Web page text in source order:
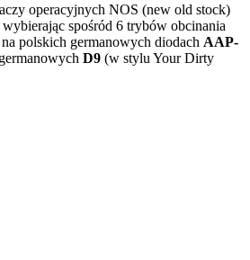
operacyjnych NOS (new old stock)
spośród 6 trybów obcinania
polskich germanowych diodach AAP-
D9 (w stylu Your Dirty